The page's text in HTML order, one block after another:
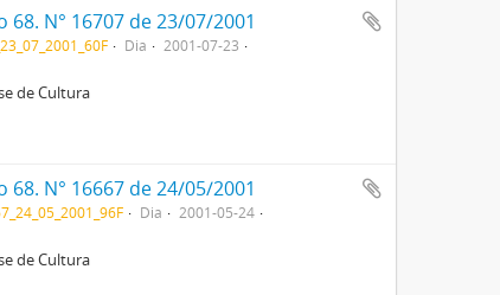
N° 16707 de 23/07/2001
Dia
2001-07-23
de Cultura
N° 16667 de 24/05/2001
Dia
2001-05-24
de Cultura